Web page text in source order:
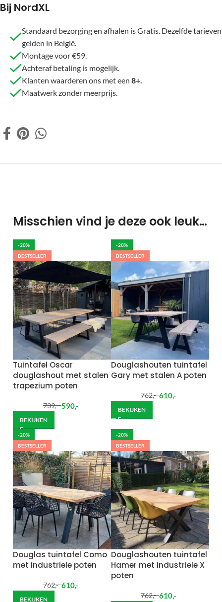
Bij NordXL
Standaard bezorging en afhalen is Gratis. Dezelfde tarieven
gelden in België.
Montage voor €59.
Achteraf betaling is mogelijk.
Klanten waarderen ons met een 8+.
Maatwerk zonder meerprijs.
Misschien vind je deze ook leuk…
-20%
BESTSELLER
Tuintafel Oscar
douglashout met stalen
trapezium poten
739,- 590,-
BEKIJKEN
-20%
BESTSELLER
Douglashouten tuintafel
Gary met stalen A poten
762,- 610,-
BEKIJKEN
-20%
BESTSELLER
Douglas tuintafel Como
met industriele poten
762,- 610,-
BEKIJKEN
-20%
BESTSELLER
Douglashouten tuintafel
Hamer met industriele X
poten
762,- 610,-